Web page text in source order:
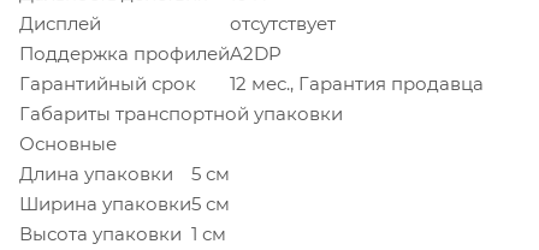
Дисплей
отсутствует
Поддержка профилейA2DP
Гарантийный срок
12 мес., Гарантия продавца
Габариты транспортной упаковки
Основные
Длина упаковки
5 см
Ширина упаковки5 см
Высота упаковки 1 см